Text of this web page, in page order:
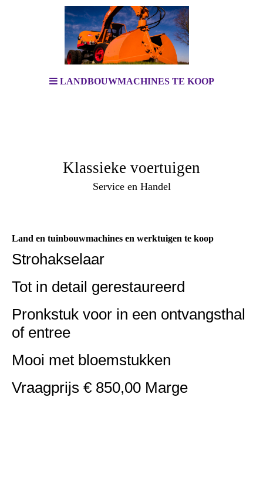
LANDBOUWMACHINES TE KOOP
Klassieke voertuigen
Service en Handel
Land en tuinbouwmachines en werktuigen te koop
Strohakselaar
Tot in detail gerestaureerd
Pronkstuk voor in een ontvangsthal
of entree
Mooi met bloemstukken
Vraagprijs € 850,00 Marge